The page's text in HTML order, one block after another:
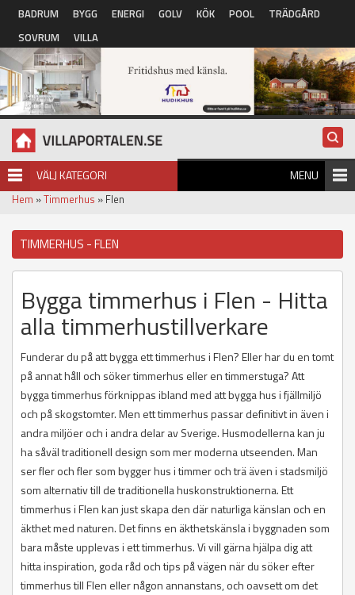
Hoppa till huvudinnehåll
BADRUM BYGG ENERGI GOLV KÖK POOL
TRÄDGÅRD
SOVRUM
VILLA
VÄLJ KATEGORI MENU
Hem »Timmerhus » Flen
TIMMERHUS - FLEN
Bygga timmerhus i Flen - Hitta
alla timmerhustillverkare
Funderar du på att bygga ett timmerhus i Flen? Eller har du en tomt
på annat håll och söker timmerhus eller en timmerstuga? Att
bygga timmerhus förknippas ibland med att bygga hus i fjällmiljö
och på skogstomter. Men ett timmerhus passar definitivt in även i
andra miljöer och i andra delar av Sverige. Husmodellerna kan ju
ha såväl traditionell design som mer moderna utseenden. Man
ser fler och fler som bygger hus i timmer och trä även i stadsmiljö
som alternativ till de traditionella huskonstruktionerna. Ett
timmerhus i Flen kan just skapa den där naturliga känslan och en
äkthet med naturen. Det finns en äkthetskänsla i byggnaden som
bara måste upplevas i ett timmerhus. Vi vill gärna hjälpa dig att
hitta inspiration, goda råd och tips på vägen när du söker efter
timmerhus till Flen eller någon annanstans, och oavsett om det